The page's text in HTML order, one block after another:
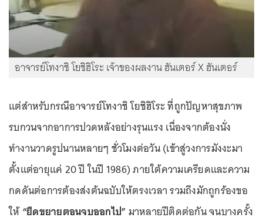
อาจารย์โทงาชิ โยชิฮิโระ เจ้าของผลงาน ฮันเตอร์ X ฮันเตอร์
แต่สำหรับกรณีอาจารย์โทงาชิ โยชิฮิโระ ที่ถูกปัญหาสุขภาพ
รบกวนจากอาการปวดหลังอย่างรุนแรง เนื่องจากต้องนั่ง
ทำงานวาดรูปนานหลายๆ ชั่วโมงต่อวัน (เข้าสู่วงการมังงะมา
ตั้งแต่อายุแค่ 20 ปี ในปี 1986) ภายใต้ความเครียดและความ
กดดันต่อการต้องส่งต้นฉบับให้ตรงเวลา รวมถึงมักถูกร้องขอ
ให้“ยืดขยายตอนจบออกไป” มาหลายปีติดต่อกัน จนบางครั้ง